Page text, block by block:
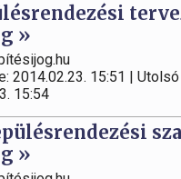
»
2014.02.23. 15:51 |
15:54
»